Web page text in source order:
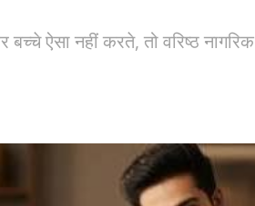
ऐसा नहीं करते, तो वरिष्ठ नागरिक